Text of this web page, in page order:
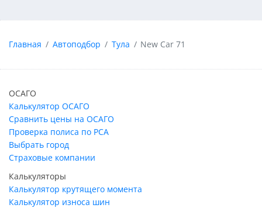
Главная Автоподбор Тула New Car 71
ОСАГО
Калькулятор ОСАГО
Сравнить цены на ОСАГО
Проверка полиса по РСА
Выбрать город
Страховые компании
Калькуляторы
Калькулятор крутящего момента
Калькулятор износа шин